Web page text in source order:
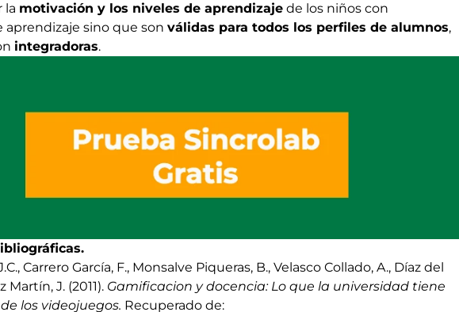
la motivación y los niveles de aprendizajede los niños con
sino que son válidas para todos los perfiles de alumnos,
integradoras.
Carrero García, F., Monsalve Piqueras, B., Velasco Collado, A., Díaz del
Martín, J. (2011). Gamificacion y docencia: Lo que la universidad tiene
los videojuegos. Recuperado de: